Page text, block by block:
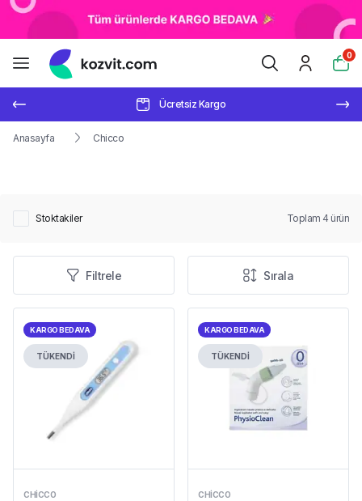
0
Ücretsiz Kargo
Anasayfa Chicco
Stoktakiler Toplam 4 ürün
Filtrele Sırala
KARGO BEDAVA
TÜKENDİ
CHICCO
KARGO BEDAVA
TÜKENDİ
CHICCO